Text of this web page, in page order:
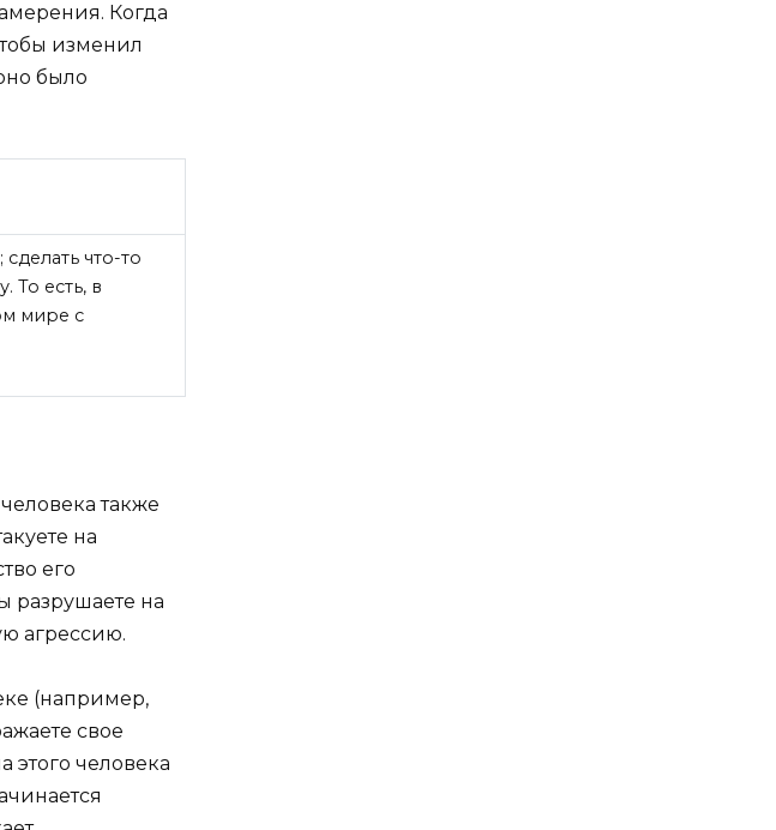
Когда
изменил
было
что-то
То есть, в
мире с
также
на
его
разрушаете на
агрессию.
(например,
свое
этого человека